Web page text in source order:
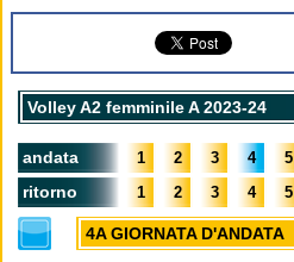
Volley A2 femminile A 2023-24
andata 1 2 3 4 5
ritorno 1 2 3 4 5
4A GIORNATA D'ANDATA